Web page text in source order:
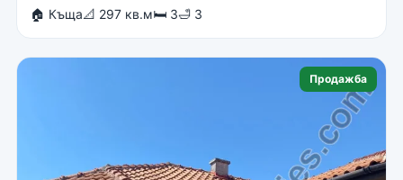
🏠 Къща📐 297 кв.м🛏 3🛁 3
Продажба